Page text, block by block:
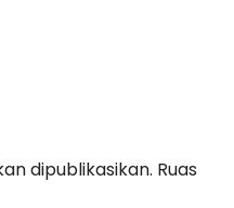
dipublikasikan. Ruas